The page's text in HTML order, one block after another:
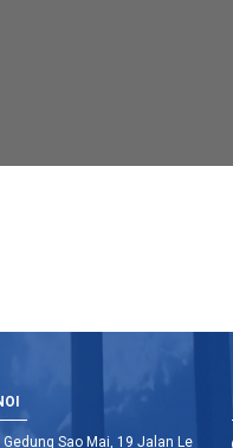
Gedung Sao Mai, 19 Jalan Le